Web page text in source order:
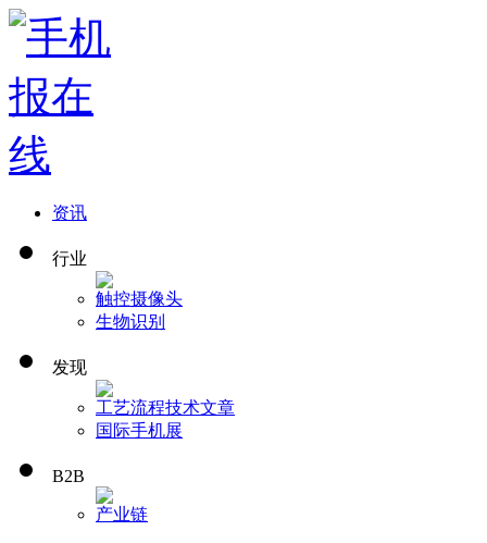
资讯
行业
触控摄像头
生物识别
发现
工艺流程技术文章
国际手机展
B2B
产业链